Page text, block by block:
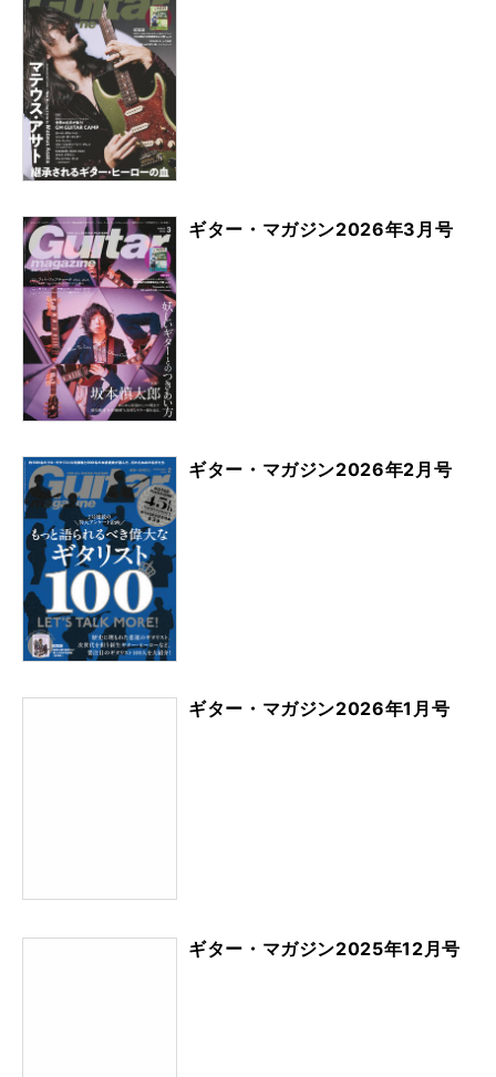
ギター・マガジン2026年3月号
ギター・マガジン2026年2月号
ギター・マガジン2026年1月号
ギター・マガジン2025年12月号